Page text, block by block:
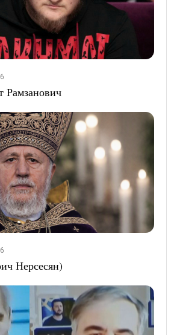
Рамзанович
Нерсесян)